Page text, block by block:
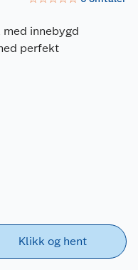
med innebygd
perfekt
Klikk og hent